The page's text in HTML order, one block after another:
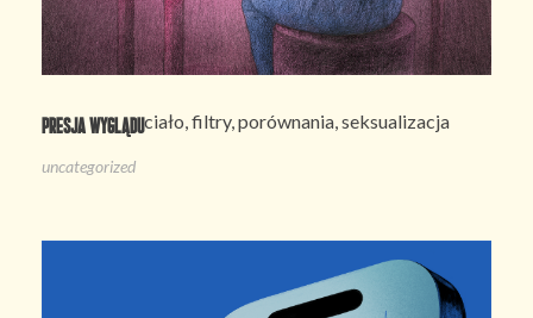
Presja wygląduciało, filtry, porównania, seksualizacja
uncategorized